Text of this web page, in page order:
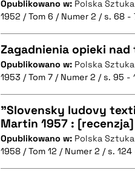
CZYSTY TEKST
BIBTEX
Opublikowano w: Polska
1952 / Tom 6 / Numer 2 / s. 68 -
CZYSTY TEKST
BIBTEX
Zagadnienia opieki
Opublikowano w: Polska
1953 / Tom 7 / Numer 2 / s. 95 -
CZYSTY TEKST
"Slovensky ludovy
Martin 1957 : [recenzja]
Opublikowano w: Polska
1958 / Tom 12 / Numer 2 / s. 124